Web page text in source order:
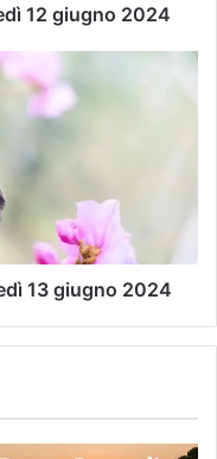
12 giugno 2024
13 giugno 2024